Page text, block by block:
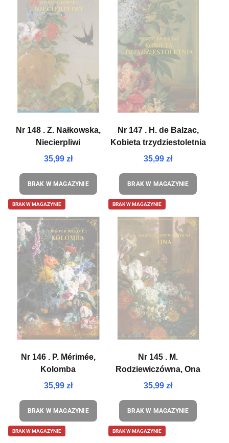
Nr 148 . Z. Nałkowska,
Niecierpliwi
35,99 zł
BRAK W MAGAZYNIE
Nr 147 . H. de Balzac,
Kobieta trzydziestoletnia
35,99 zł
BRAK W MAGAZYNIE
BRAK W MAGAZYNIE
Nr 146 . P. Mérimée,
Kolomba
35,99 zł
BRAK W MAGAZYNIE
BRAK W MAGAZYNIE
Nr 145 . M.
Rodziewiczówna, Ona
35,99 zł
BRAK W MAGAZYNIE
BRAK W MAGAZYNIE BRAK W MAGAZYNIE